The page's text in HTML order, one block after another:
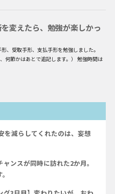
を減らしてくれたのは、妄想
ンスが同時に訪れた2か月。